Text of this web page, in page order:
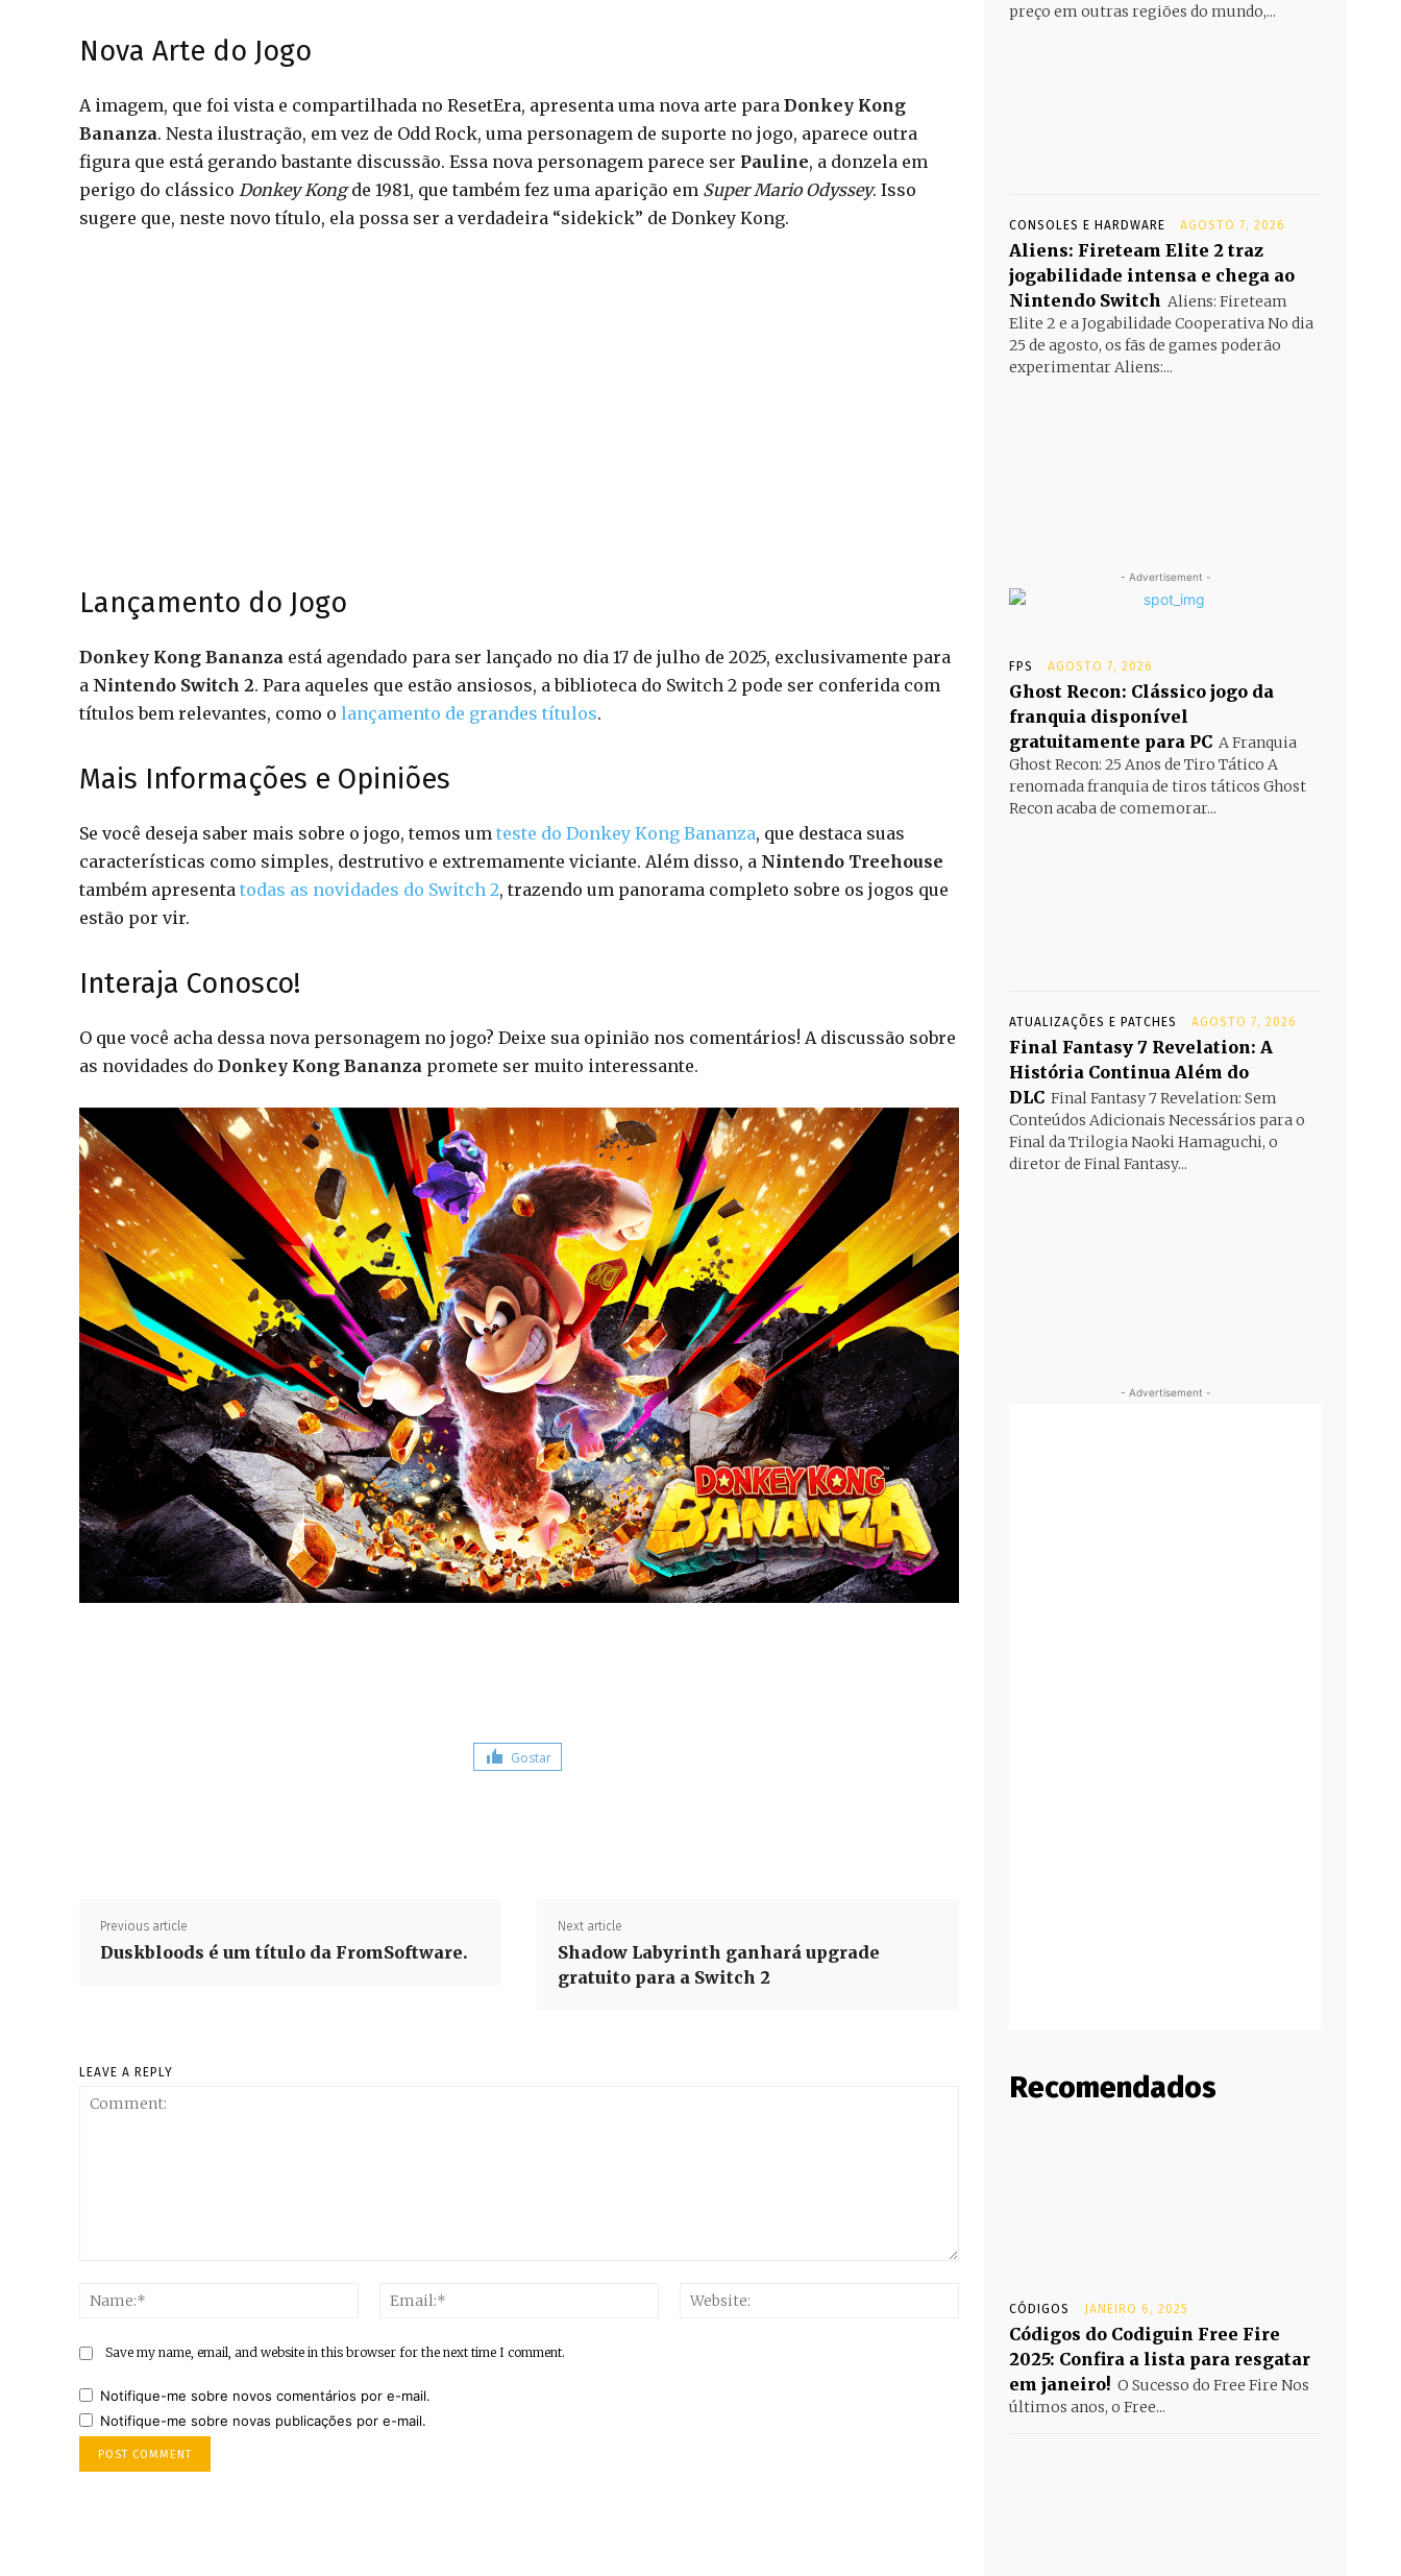
Nova Arte do Jogo
A imagem, que foi vista e compartilhada no ResetEra, apresenta uma nova arte para Donkey Kong
Bananza. Nesta ilustração, em vez de Odd Rock, uma personagem de suporte no jogo, aparece outra
figura que está gerando bastante discussão. Essa nova personagem parece ser Pauline, a donzela em
perigo do clássico Donkey Kongde 1981, que também fez uma aparição em Super Mario Odyssey. Isso
sugere que, neste novo título, ela possa ser a verdadeira “sidekick” de Donkey Kong.
Lançamento do Jogo
Donkey Kong Bananza está agendado para ser lançado no dia 17 de julho de 2025, exclusivamente para
a Nintendo Switch 2. Para aqueles que estão ansiosos, a biblioteca do Switch 2 pode ser conferida com
títulos bem relevantes, como o lançamento de grandes títulos.
Mais Informações e Opiniões
Se você deseja saber mais sobre o jogo, temos um teste do Donkey Kong Bananza, que destaca suas
características como simples, destrutivo e extremamente viciante. Além disso, a Nintendo Treehouse
também apresenta todas as novidades do Switch 2, trazendo um panorama completo sobre os jogos que
estão por vir.
Interaja Conosco!
O que você acha dessa nova personagem no jogo? Deixe sua opinião nos comentários! A discussão sobre
as novidades do Donkey Kong Bananza promete ser muito interessante.
Gostar
Previous article
Duskbloods é um título da FromSoftware.
Next article
Shadow Labyrinth ganhará upgrade
gratuito para a Switch 2
LEAVE A REPLY
Name:*
Email:*
Save my name, email, and website in this browser for the next time I comment.
Notifique-me sobre novos comentários por e-mail.
Notifique-me sobre novas publicações por e-mail.
preço em outras regiões do mundo,...
CONSOLES E HARDWARE AGOSTO 7, 2026
Aliens: Fireteam Elite 2 traz
jogabilidade intensa e chega ao
Nintendo Switch Aliens: Fireteam
Elite 2 e a Jogabilidade Cooperativa No dia
25 de agosto, os fãs de games poderão
experimentar Aliens:...
- Advertisement -
FPS AGOSTO 7, 2026
Ghost Recon: Clássico jogo da
franquia disponível
gratuitamente para PC A Franquia
Ghost Recon: 25 Anos de Tiro Tático A
renomada franquia de tiros táticos Ghost
Recon acaba de comemorar...
ATUALIZAÇÕES E PATCHES AGOSTO 7, 2026
Final Fantasy 7 Revelation: A
História Continua Além do
DLC Final Fantasy 7 Revelation: Sem
Conteúdos Adicionais Necessários para o
Final da Trilogia Naoki Hamaguchi, o
diretor de Final Fantasy...
- Advertisement -
Recomendados
CÓDIGOS JANEIRO 6, 2025
Códigos do Codiguin Free Fire
2025: Confira a lista para resgatar
em janeiro! O Sucesso do Free Fire Nos
últimos anos, o Free...